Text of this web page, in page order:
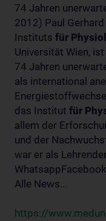
74 Jahren
2012) Paul
Instituts für
Universität Wien,
74 Jahren
als international
das Institut für
allem der
und der
war er als
Alle News...
https://